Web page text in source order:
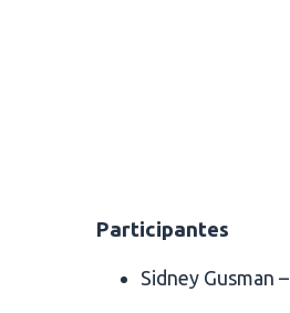
Participantes
Sidney Gusman –